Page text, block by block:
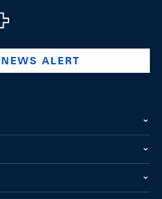
company/swiss-national-
@swissnationalbank
ALERT